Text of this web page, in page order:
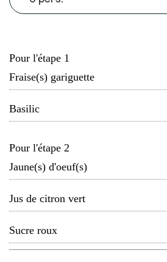
Pour l'étape 1
Fraise(s) gariguette
Basilic
Pour l'étape 2
Jaune(s) d'oeuf(s)
Jus de citron vert
Sucre roux